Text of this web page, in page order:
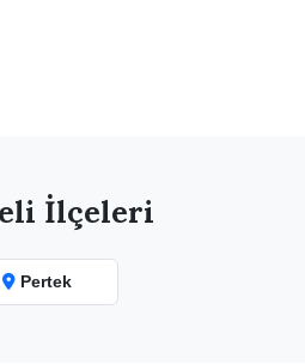
İlçeleri
Pertek